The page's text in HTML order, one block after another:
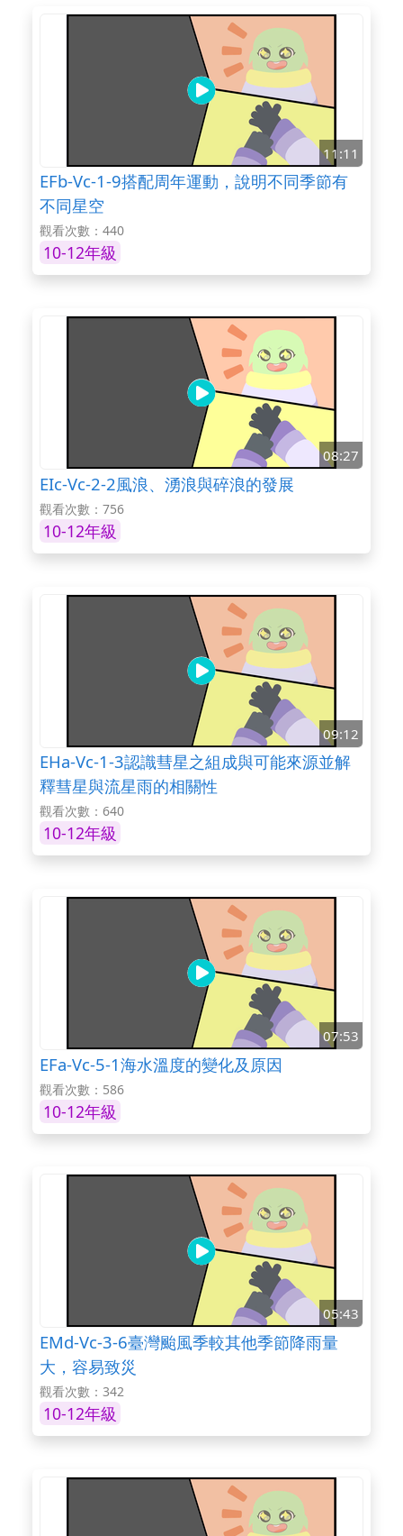
11:11
EFb-Vc-1-9搭配周年運動，說明不同季節有
不同星空
觀看次數：440
10-12年級
08:27
EIc-Vc-2-2風浪、湧浪與碎浪的發展
觀看次數：756
10-12年級
09:12
EHa-Vc-1-3認識彗星之組成與可能來源並解
釋彗星與流星雨的相關性
觀看次數：640
10-12年級
07:53
EFa-Vc-5-1海水溫度的變化及原因
觀看次數：586
10-12年級
05:43
EMd-Vc-3-6臺灣颱風季較其他季節降雨量
大，容易致災
觀看次數：342
10-12年級